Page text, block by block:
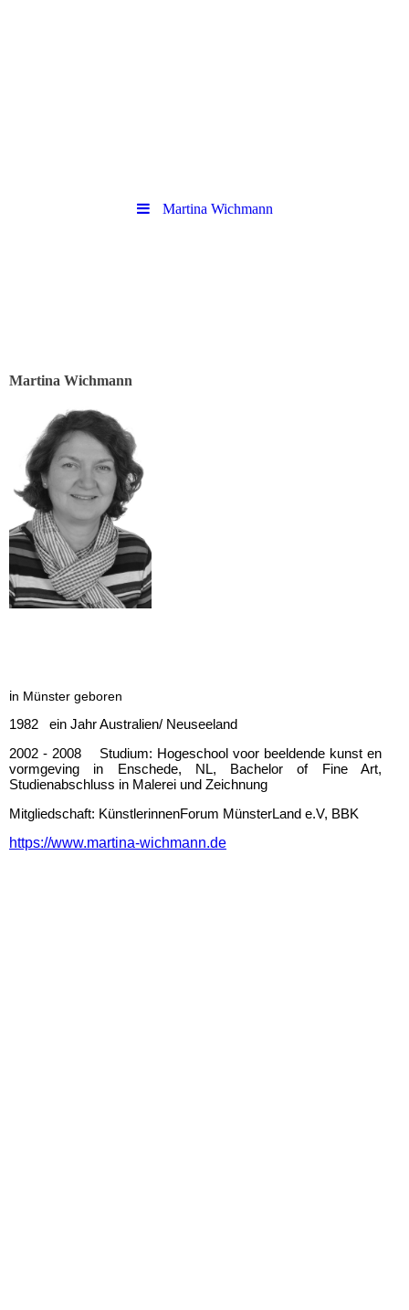
Martina Wichmann
Martina Wichmann
in Münster geboren
1982 ein Jahr Australien/ Neuseeland
2002 - 2008 Studium: Hogeschool voor beeldende kunst en
vormgeving in Enschede, NL,
Bachelor of Fine Art,
Studienabschluss in Malerei und Zeichnung
Mitgliedschaft: KünstlerinnenForum MünsterLand e.V, BBK
https://www.martina-wichmann.de